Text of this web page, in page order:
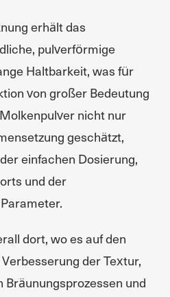
erhält das
pulverförmige
Haltbarkeit, was für
von großer Bedeutung
nicht nur
geschätzt,
einfachen Dosierung,
und der
dort, wo es auf den
der Textur,
und